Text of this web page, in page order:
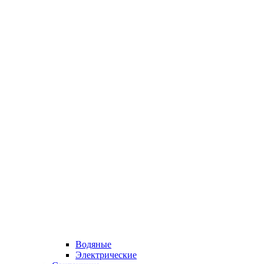
Водяные
Электрические